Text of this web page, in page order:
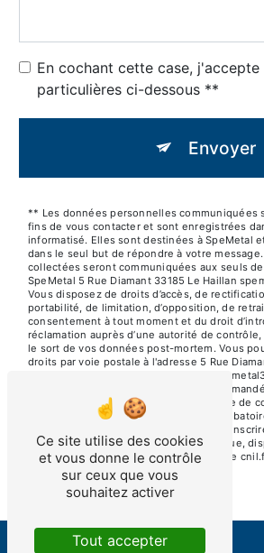
En cochant cette case,
particulières ci-dessous **
Envoyer
** Les données personnelles communiquées
fins de vous contacter et sont enregistrées
informatisé. Elles sont destinées à SpeMetal
dans le seul but de répondre à votre
collectées seront communiquées aux seuls
SpeMetal 5 Rue Diamant 33185 Le Haillan
Vous disposez de droits d’accès, de
portabilité, de limitation, d’opposition, de
consentement à tout moment et du droit
réclamation auprès d’une autorité de contrôle,
le sort de vos données post-mortem. Vous
droits par voie postale à l'adresse 5 Rue
par courrier électronique à l'adresse
justificatif d'identité pourra vous être
vos données pendant la période de prise de
durée de prescription légale aux fins
contentieux. Vous avez le droit de vous
d'opposition au démarchage téléphonique,
adresse: Bloctel.gouv.fr . Consultez le site
d’informations sur vos droits.
Ce site utilise des cookies
et vous donne le contrôle
sur ceux que vous
souhaitez activer
Tout accepter